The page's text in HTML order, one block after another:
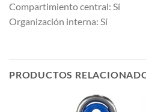
Compartimiento central: Sí
Organización interna: Sí
PRODUCTOS